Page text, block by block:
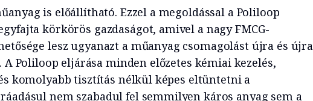
is előállítható. Ezzel a megoldással a Poliloop
körkörös gazdaságot, amivel a nagy FMCG-
lesz ugyanazt a műanyag csomagolást újra és újra
A Poliloop eljárása minden előzetes kémiai kezelés,
komolyabb tisztítás nélkül képes eltüntetni a
nem szabadul fel semmilyen káros anyag sem a